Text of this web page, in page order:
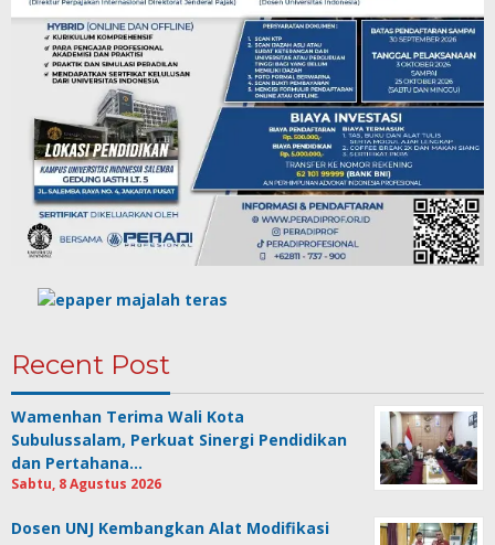
Recent Post
Wamenhan Terima Wali Kota
Subulussalam, Perkuat Sinergi Pendidikan
dan Pertahana…
Sabtu, 8 Agustus 2026
Dosen UNJ Kembangkan Alat Modifikasi